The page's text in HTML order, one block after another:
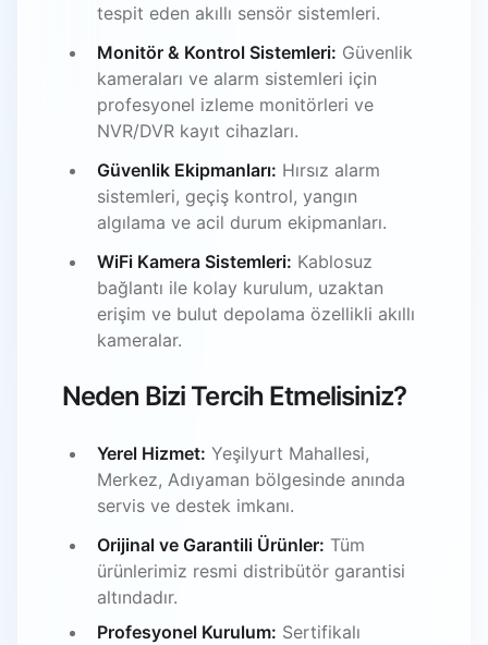
tespit eden akıllı sensör sistemleri.
Monitör & Kontrol Sistemleri: Güvenlik
kameraları ve alarm sistemleri için
profesyonel izleme monitörleri ve
NVR/DVR kayıt cihazları.
Güvenlik Ekipmanları: Hırsız alarm
sistemleri, geçiş kontrol, yangın
algılama ve acil durum ekipmanları.
WiFi Kamera Sistemleri: Kablosuz
bağlantı ile kolay kurulum, uzaktan
erişim ve bulut depolama özellikli akıllı
kameralar.
Neden Bizi Tercih Etmelisiniz?
Yerel Hizmet: Yeşilyurt Mahallesi,
Merkez, Adıyaman bölgesinde anında
servis ve destek imkanı.
Orijinal ve Garantili Ürünler: Tüm
ürünlerimiz resmi distribütör garantisi
altındadır.
Profesyonel Kurulum: Sertifikalı